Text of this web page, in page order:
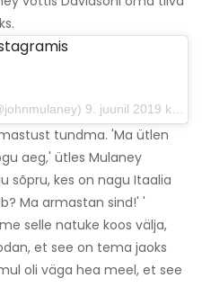
9. juunil 2019 kell 23:36 PDT
tundma. 'Ma ütlen
aeg,' ütles Mulaney
sõpru, kes on nagu Itaalia
Ma armastan sind!' '
selle natuke koos välja,
et see on tema jaoks
oli väga hea meel, et see